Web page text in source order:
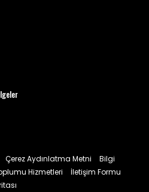
Çerez Aydınlatma Metni
Bilgi
Hizmetleri
İletişim Formu